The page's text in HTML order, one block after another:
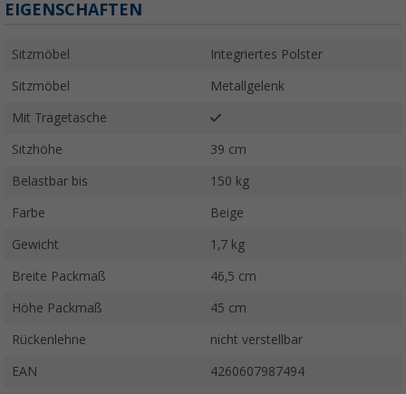
EIGENSCHAFTEN
Sitzmöbel Integriertes Polster
Sitzmöbel Metallgelenk
Mit Tragetasche
Sitzhöhe 39 cm
Belastbar bis 150 kg
Farbe Beige
Gewicht 1,7 kg
Breite Packmaß 46,5 cm
Höhe Packmaß 45 cm
Rückenlehne nicht verstellbar
EAN 4260607987494